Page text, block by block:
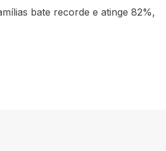
bate recorde e atinge 82%,